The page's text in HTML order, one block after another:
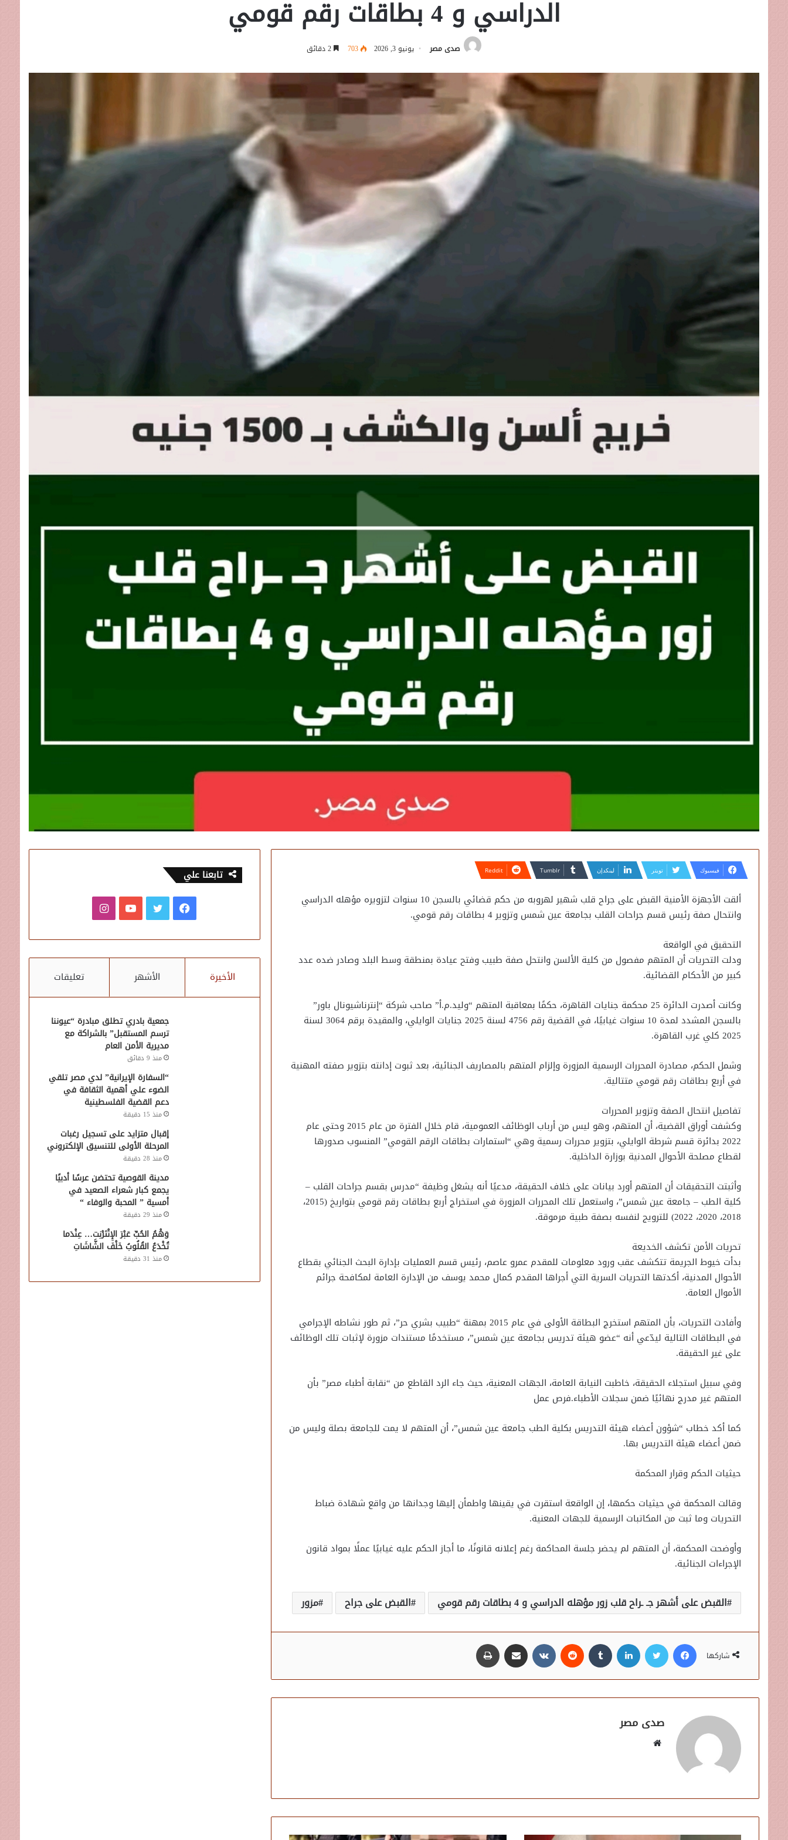
الدراسي و 4 بطاقات رقم قومي
صدى مصر يونيو 3, 2026 703
فيسبوك تويتر لينكدإن
ألقت الأجهزة الأمنية القبض على جراح قلب شهير لهروبه من حكم قضائي بالسجن 10 سنوات لتزويره مؤهله الدراسي
وانتحال صفة رئيس قسم جراحات القلب بجامعة عين شمس وتزوير 4 بطاقات رقم قومي.
التحقيق في الواقعة
ودلت التحريات أن المتهم مفصول من كلية الألسن وانتحل صفة طبيب وفتح عيادة بمنطقة وسط البلد وصادر ضده عدد
كبير من الأحكام القضائية.
وكانت أصدرت الدائرة 25 محكمة جنايات القاهرة، حكمًا بمعاقبة المتهم “وليد.م.أ” صاحب شركة “إنترناشيونال باور”
بالسجن المشدد لمدة 10 سنوات غيابيًا، في القضية رقم 4756 لسنة 2025 جنايات الوايلي، والمقيدة برقم 3064 لسنة
2025 كلي غرب القاهرة.
وشمل الحكم، مصادرة المحررات الرسمية المزورة وإلزام المتهم بالمصاريف الجنائية، بعد ثبوت إدانته بتزوير صفته المهنية
في أربع بطاقات رقم قومي متتالية.
تفاصيل انتحال الصفة وتزوير المحررات
وكشفت أوراق القضية، أن المتهم، وهو ليس من أرباب الوظائف العمومية، قام خلال الفترة من عام 2015 وحتى عام
2022 بدائرة قسم شرطة الوايلي، بتزوير محررات رسمية وهي “استمارات بطاقات الرقم القومي” المنسوب صدورها
لقطاع مصلحة الأحوال المدنية بوزارة الداخلية.
وأثبتت التحقيقات أن المتهم أورد بيانات على خلاف الحقيقة، مدعيًا أنه يشغل وظيفة “مدرس بقسم جراحات القلب –
كلية الطب – جامعة عين شمس”، واستعمل تلك المحررات المزورة في استخراج أربع بطاقات رقم قومي بتواريخ (2015،
2018، 2020، 2022) للترويج لنفسه بصفة طبية مرموقة.
تحريات الأمن تكشف الخديعة
بدأت خيوط الجريمة تتكشف عقب ورود معلومات للمقدم عمرو عاصم، رئيس قسم العمليات بإدارة البحث الجنائي بقطاع
الأحوال المدنية، أكدتها التحريات السرية التي أجراها المقدم كمال محمد يوسف من الإدارة العامة لمكافحة جرائم
الأموال العامة.
وأفادت التحريات، بأن المتهم استخرج البطاقة الأولى في عام 2015 بمهنة “طبيب بشري حر”، ثم طور نشاطه الإجرامي
في البطاقات التالية ليدّعي أنه “عضو هيئة تدريس بجامعة عين شمس”، مستخدمًا مستندات مزورة لإثبات تلك الوظائف
على غير الحقيقة.
وفي سبيل استجلاء الحقيقة، خاطبت النيابة العامة، الجهات المعنية، حيث جاء الرد القاطع من “نقابة أطباء مصر” بأن
المتهم غير مدرج نهائيًا ضمن سجلات الأطباء.فرص عمل
كما أكد خطاب “شؤون أعضاء هيئة التدريس بكلية الطب جامعة عين شمس”، أن المتهم لا يمت للجامعة بصلة وليس من
ضمن أعضاء هيئة التدريس بها.
حيثيات الحكم وقرار المحكمة
وقالت المحكمة في حيثيات حكمها، إن الواقعة استقرت في يقينها واطمأن إليها وجدانها من واقع شهادة ضباط
التحريات وما ثبت من المكاتبات الرسمية للجهات المعنية.
وأوضحت المحكمة، أن المتهم لم يحضر جلسة المحاكمة رغم إعلانه قانونًا، ما أجاز الحكم عليه غيابيًا عملًا بمواد قانون
الإجراءات الجنائية.
القبض على أشهر جـ ـراح قلب زور مؤهله الدراسي و 4 بطاقات رقم قومي القبض على جراح مزور
شاركها
فيسبوك تويتر لينكدإن مشاركة عبر البريد
صدى مصر
موقع
تابعنا علي
فيسبوكتويتر يوتيوبانستقرام
الأخيرة الأشهر تعليقات
جمعية بادري تطلق مبادرة “عيوننا
ترسم المستقبل” بالشراكة مع
مديرية الأمن العام
منذ 9 دقائق
“السفارة الإيرانية” لدي مصر تلقي
الضوء علي أهمية الثقافة في
دعم القضية الفلسطينية
منذ 15 دقيقة
إقبال متزايد على تسجيل رغبات
المرحلة الأولى للتنسيق الإلكتروني
منذ 28 دقيقة
مدينة القوصية تحتضن عرسًا أدبيًا
يجمع كبار شعراء الصعيد في
أمسية ” المحبة والوفاء “
منذ 29 دقيقة
وَهْمُ الحُبِّ عَبْرَ الإِنْتَرْنِت… عِنْدَما
تُخْدَعُ القُلُوبُ خَلْفَ الشَّاشَاتِ
منذ 31 دقيقة